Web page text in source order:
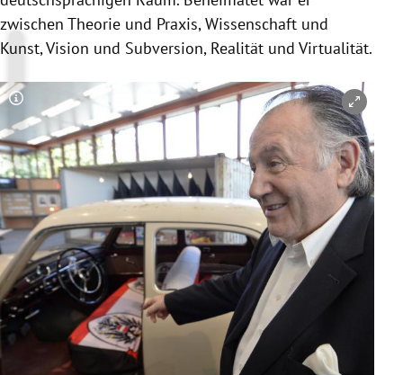
zwischen Theorie und Praxis, Wissenschaft und
Kunst, Vision und Subversion, Realität und Virtualität.
Copyright-Hinweis öffnen/schließen